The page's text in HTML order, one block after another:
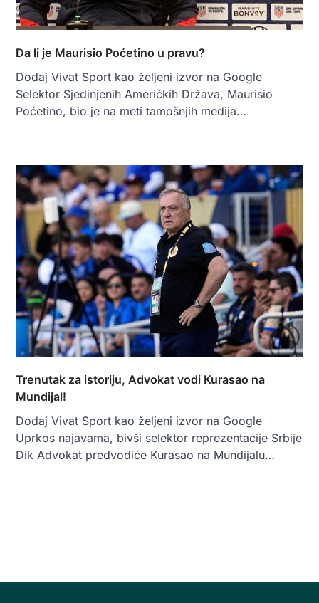
Da li je Maurisio Poćetino u pravu?
Dodaj Vivat Sport kao željeni izvor na Google
Selektor Sjedinjenih Američkih Država, Maurisio
Poćetino, bio je na meti tamošnjih medija…
Trenutak za istoriju, Advokat vodi Kurasao na
Mundijal!
Dodaj Vivat Sport kao željeni izvor na Google
Uprkos najavama, bivši selektor reprezentacije Srbije
Dik Advokat predvodiće Kurasao na Mundijalu…